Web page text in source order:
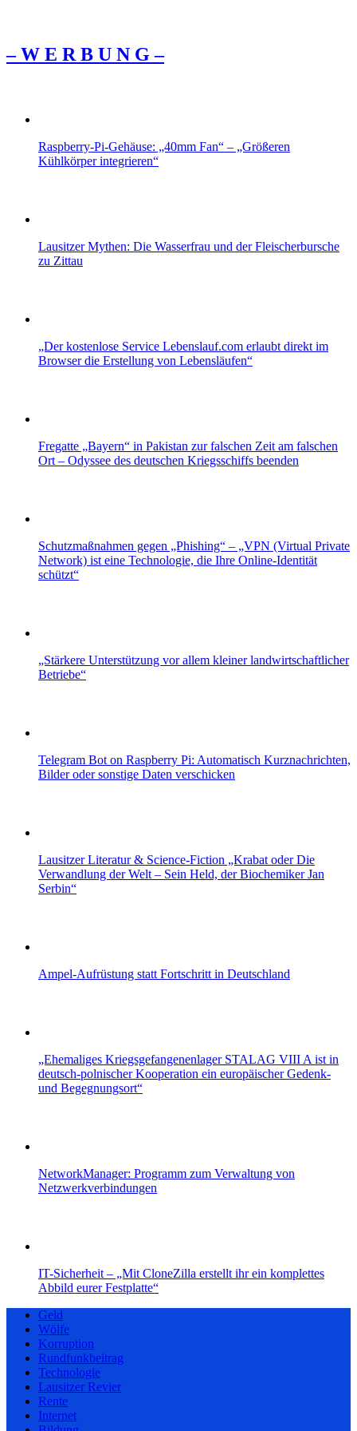
– W Ε R Β U Ν G –
Raspberry-Pi-Gehäuse: „40mm Fan“ – „Größeren
Kühlkörper integrieren“
Lausitzer Mythen: Die Wasserfrau und der Fleischerbursche
zu Zittau
„Der kostenlose Service Lebenslauf.com erlaubt direkt im
Browser die Erstellung von Lebensläufen“
Fregatte „Bayern“ in Pakistan zur falschen Zeit am falschen
Ort – Odyssee des deutschen Kriegsschiffs beenden
Schutzmaßnahmen gegen „Phishing“ – „VPN (Virtual Private
Network) ist eine Technologie, die Ihre Online-Identität
schützt“
„Stärkere Unterstützung vor allem kleiner landwirtschaftlicher
Betriebe“
Telegram Bot on Raspberry Pi: Automatisch Kurznachrichten,
Bilder oder sonstige Daten verschicken
Lausitzer Literatur & Science-Fiction „Krabat oder Die
Verwandlung der Welt – Sein Held, der Biochemiker Jan
Serbin“
Ampel-Aufrüstung statt Fortschritt in Deutschland
„Ehemaliges Kriegsgefangenenlager STALAG VIII A ist in
deutsch-polnischer Kooperation ein europäischer Gedenk-
und Begegnungsort“
NetworkManager: Programm zum Verwaltung von
Netzwerkverbindungen
IT-Sicherheit – „Mit CloneZilla erstellt ihr ein komplettes
Abbild eurer Festplatte“
Geld
Wölfe
Korruption
Rundfunkbeitrag
Technologie
Lausitzer Revier
Rente
Internet